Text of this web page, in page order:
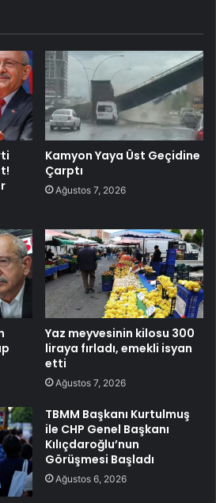
Kamyon Yaya Üst Geçidine
Çarptı
Ağustos 7, 2026
Yaz meyvesinin kilosu 300
liraya fırladı, emekli isyan
etti
Ağustos 7, 2026
TBMM Başkanı Kurtulmuş
ile CHP Genel Başkanı
Kılıçdaroğlu’nun
Görüşmesi Başladı
Ağustos 6, 2026